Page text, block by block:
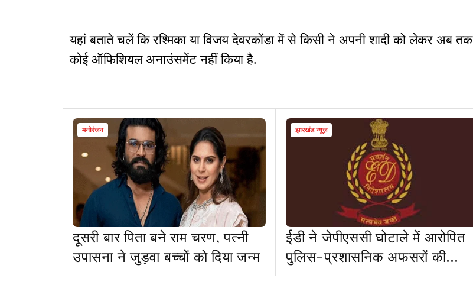
यहां बताते चलें कि रश्मिका या विजय देवरकोंडा में से किसी ने अपनी शादी को लेकर अब तक
कोई ऑफिशियल अनाउंसमेंट नहीं किया है.
मनोरंजन
दूसरी बार पिता बने राम चरण, पत्नी
उपासना ने जुड़वा बच्चों को दिया जन्म
झारखंड न्यूज़
ईडी ने जेपीएससी घोटाले में आरोपित
पुलिस-प्रशासनिक अफसरों की
संपत्ति का ब्योरा मांगा